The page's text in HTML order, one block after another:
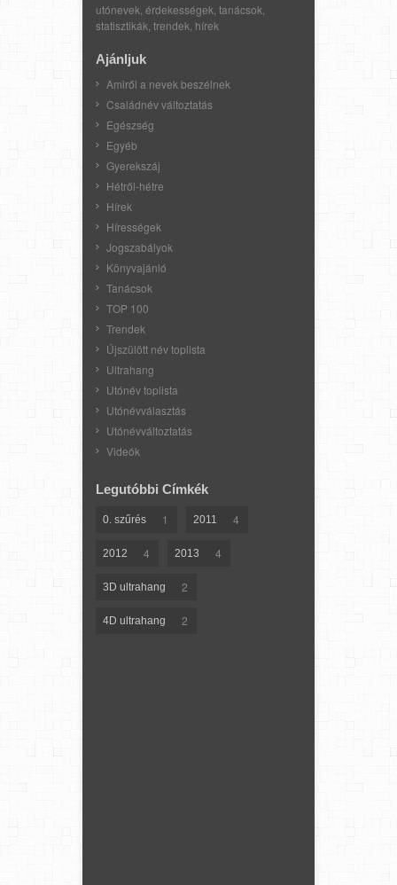
utónevek, érdekességek, tanácsok,
statisztikák, trendek, hírek
Ajánljuk
Amiről a nevek beszélnek
Családnév változtatás
Egészség
Egyéb
Gyerekszáj
Hétről-hétre
Hírek
Hírességek
Jogszabályok
Könyvajánló
Tanácsok
TOP 100
Trendek
Újszülött név toplista
Ultrahang
Utónév toplista
Utónévválasztás
Utónévváltoztatás
Videók
Legutóbbi Címkék
0. szűrés 1 2011 4
2012 4 2013 4
3D ultrahang 2
4D ultrahang 2